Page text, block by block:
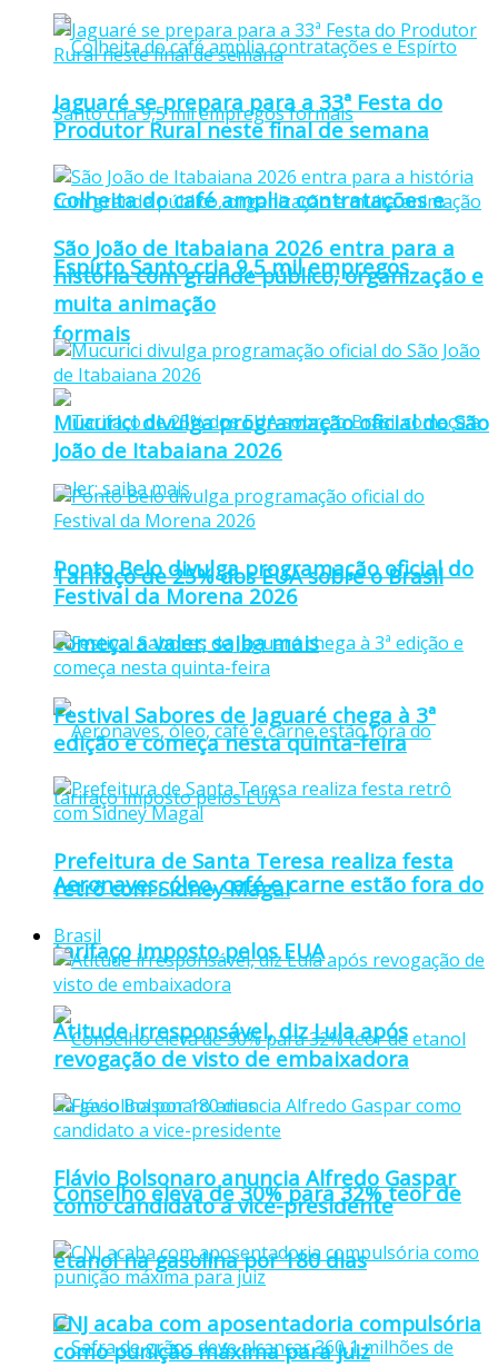
Colheita do café amplia contratações e
Espírto Santo cria 9,5 mil empregos
formais
Tarifaço de 25% dos EUA sobre o Brasil
começa a valer; saiba mais
Aeronaves, óleo, café e carne estão fora do
tarifaço imposto pelos EUA
Conselho eleva de 30% para 32% teor de
etanol na gasolina por 180 dias
Jaguaré se prepara para a 33ª Festa do
Produtor Rural neste final de semana
São João de Itabaiana 2026 entra para a
história com grande público, organização e
muita animação
Mucurici divulga programação oficial do São
João de Itabaiana 2026
Ponto Belo divulga programação oficial do
Festival da Morena 2026
Festival Sabores de Jaguaré chega à 3ª
edição e começa nesta quinta-feira
Prefeitura de Santa Teresa realiza festa
retrô com Sidney Magal
Brasil
Atitude irresponsável, diz Lula após
revogação de visto de embaixadora
Flávio Bolsonaro anuncia Alfredo Gaspar
como candidato a vice-presidente
CNJ acaba com aposentadoria compulsória
como punição máxima para juiz